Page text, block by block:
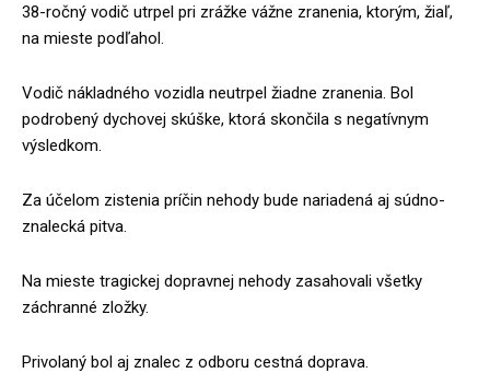
38-ročný vodič utrpel pri zrážke vážne zranenia, ktorým, žiaľ,
na mieste podľahol.
Vodič nákladného vozidla neutrpel žiadne zranenia. Bol
podrobený dychovej skúške, ktorá skončila s negatívnym
výsledkom.
Za účelom zistenia príčin nehody bude nariadená aj súdno-
znalecká pitva.
Na mieste tragickej dopravnej nehody zasahovali všetky
záchranné zložky.
Privolaný bol aj znalec z odboru cestná doprava.